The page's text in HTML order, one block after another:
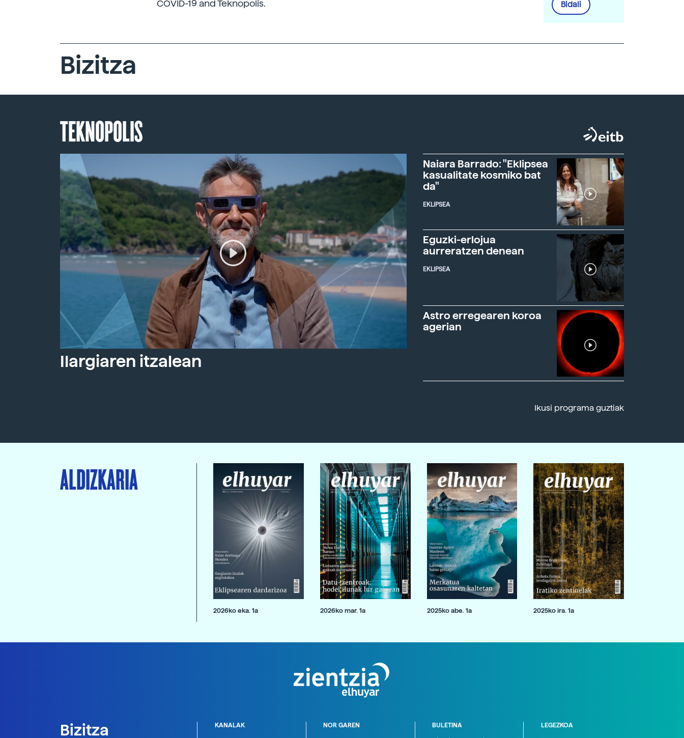
COVID-19 and Teknopolis.
Bidali
Bizitza
TEKNOPOLIS
Ilargiaren itzalean
Naiara Barrado: "Eklipsea
kasualitate kosmiko bat
da"
EKLIPSEA
Eguzki-erlojua
aurreratzen denean
EKLIPSEA
Astro erregearen koroa
agerian
Ikusi programa guztiak
ALDIZKARIA
2026ko eka. 1a 2026ko mar. 1a 2025ko abe. 1a 2025ko ira. 1a
Bizitza
KANALAK NOR GAREN BULETINA LEGEZKOA